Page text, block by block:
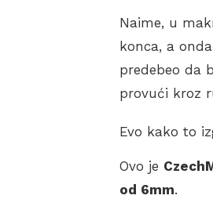
Naime, u
konca, a
predebeo da
provući kroz
Evo kako to
Ovo je
od 6mm.